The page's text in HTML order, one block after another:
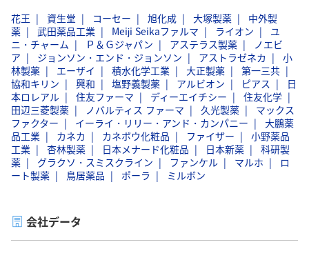
花王 資生堂 コーセー 旭化成 大塚製薬
中外製
薬
武田薬品工業 Meiji Seikaファルマ ライオン
ユ
ニ・チャーム
Ｐ＆Ｇジャパン アステラス製薬
ノエビ
ア
ジョンソン・エンド・ジョンソン アストラゼネカ
小
林製薬
エーザイ 積水化学工業 大正製薬
第一三共
協和キリン
興和 塩野義製薬 アルビオン ピアス
日
本ロレアル
住友ファーマ ディーエイチシー
住友化学
田辺三菱製薬
ノバルティス ファーマ 久光製薬
マックス
ファクター
イーライ・リリー・アンド・カンパニー
大鵬薬
品工業
カネカ カネボウ化粧品 ファイザー
小野薬品
工業
杏林製薬 日本メナード化粧品 日本新薬
科研製
薬
グラクソ・スミスクライン ファンケル マルホ
ロ
ート製薬
鳥居薬品 ポーラ ミルボン
会社データ